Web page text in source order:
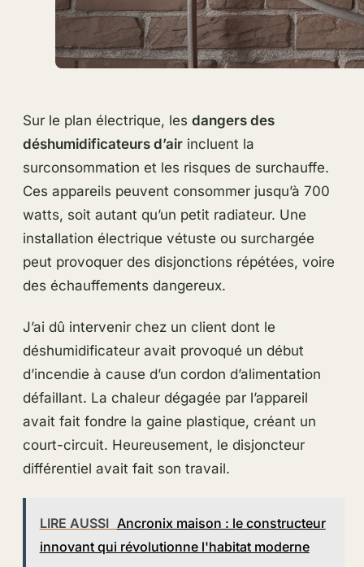
Sur le plan électrique, les dangers des
déshumidificateurs d’airincluent la
surconsommation et les risques de surchauffe.
Ces appareils peuvent consommer jusqu’à 700
watts, soit autant qu’un petit radiateur. Une
installation électrique vétuste ou surchargée
peut provoquer des disjonctions répétées, voire
des échauffements dangereux.
J’ai dû intervenir chez un client dont le
déshumidificateur avait provoqué un début
d’incendie à cause d’un cordon d’alimentation
défaillant. La chaleur dégagée par l’appareil
avait fait fondre la gaine plastique, créant un
court-circuit. Heureusement, le disjoncteur
différentiel avait fait son travail.
LIRE AUSSI Ancronix maison : le constructeur
innovant qui révolutionne l'habitat moderne